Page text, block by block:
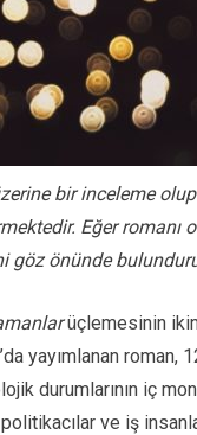
bir inceleme
Eğer romanı
göz önünde
üçlemesinin
yayımlanan roman,
durumlarının iç
ve iş